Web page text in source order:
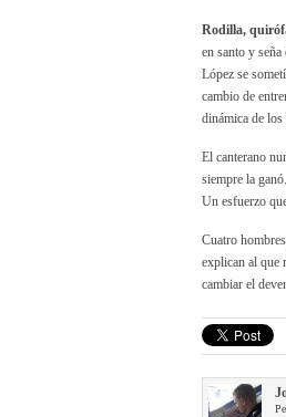
Rodilla,
en santo y
López se
cambio de
dinámica de
El canterano
siempre la
Un esfuerzo
Cuatro
explican al que
cambiar el